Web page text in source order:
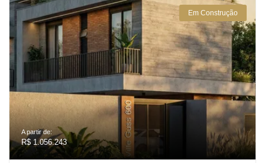
Em Construção
A partir de:
R$ 1.056.243